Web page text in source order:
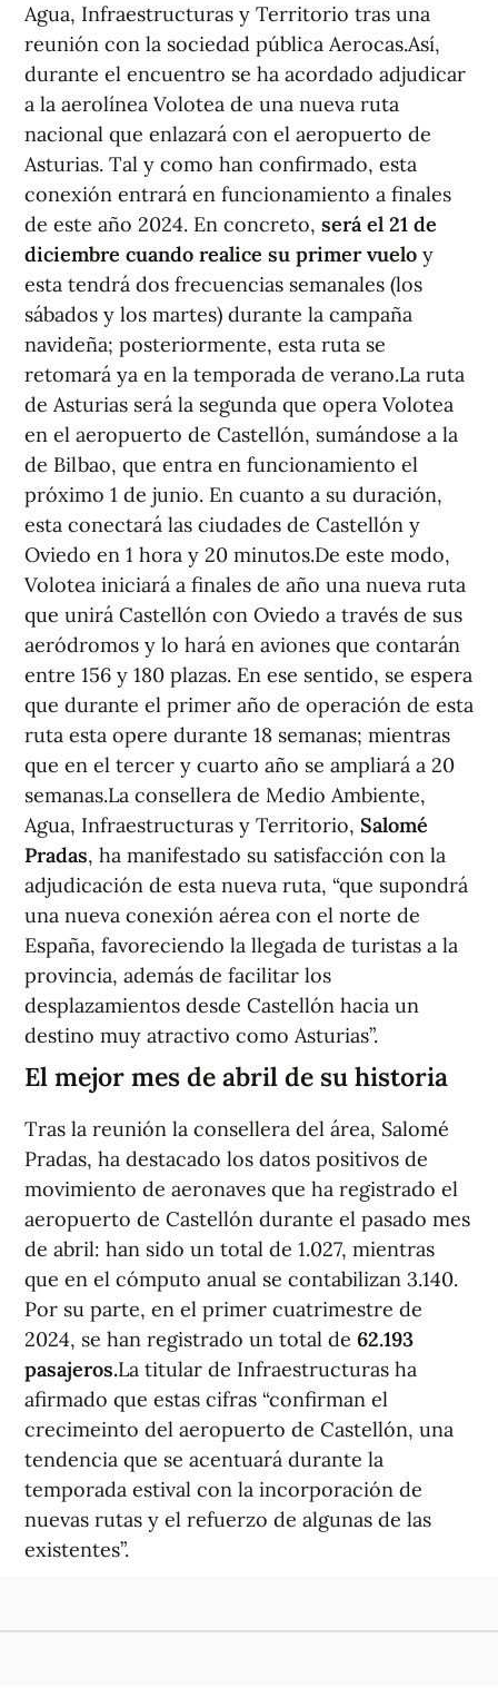
Agua, Infraestructuras y Territorio tras una
reunión con la sociedad pública Aerocas.Así,
durante el encuentro se ha acordado adjudicar
a la aerolínea Volotea de una nueva ruta
nacional que enlazará con el aeropuerto de
Asturias. Tal y como han confirmado, esta
conexión entrará en funcionamiento a finales
de este año 2024. En concreto, será el 21 de
diciembre cuando realice su primer vuelo y
esta tendrá dos frecuencias semanales (los
sábados y los martes) durante la campaña
navideña; posteriormente, esta ruta se
retomará ya en la temporada de verano.La ruta
de Asturias será la segunda que opera Volotea
en el aeropuerto de Castellón, sumándose a la
de Bilbao, que entra en funcionamiento el
próximo 1 de junio. En cuanto a su duración,
esta conectará las ciudades de Castellón y
Oviedo en 1 hora y 20 minutos.De este modo,
Volotea iniciará a finales de año una nueva ruta
que unirá Castellón con Oviedo a través de sus
aeródromos y lo hará en aviones que contarán
entre 156 y 180 plazas. En ese sentido, se espera
que durante el primer año de operación de esta
ruta esta opere durante 18 semanas; mientras
que en el tercer y cuarto año se ampliará a 20
semanas.La consellera de Medio Ambiente,
Agua, Infraestructuras y Territorio, Salomé
Pradas, ha manifestado su satisfacción con la
adjudicación de esta nueva ruta, “que supondrá
una nueva conexión aérea con el norte de
España, favoreciendo la llegada de turistas a la
provincia, además de facilitar los
desplazamientos desde Castellón hacia un
destino muy atractivo como Asturias”.
El mejor mes de abril de su historia
Tras la reunión la consellera del área, Salomé
Pradas, ha destacado los datos positivos de
movimiento de aeronaves que ha registrado el
aeropuerto de Castellón durante el pasado mes
de abril: han sido un total de 1.027, mientras
que en el cómputo anual se contabilizan 3.140.
Por su parte, en el primer cuatrimestre de
2024, se han registrado un total de 62.193
pasajeros.La titular de Infraestructuras ha
afirmado que estas cifras “confirman el
crecimeinto del aeropuerto de Castellón, una
tendencia que se acentuará durante la
temporada estival con la incorporación de
nuevas rutas y el refuerzo de algunas de las
existentes”.